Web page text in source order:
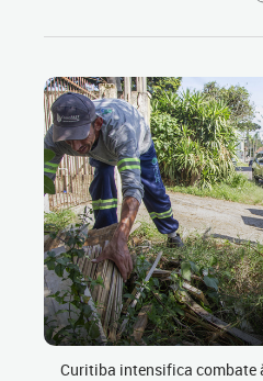
Curitiba intensifica combate